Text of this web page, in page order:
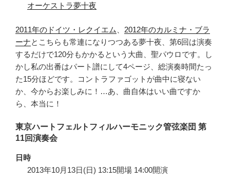
オーケストラ夢十夜
2011年のドイツ・レクイエム
2012年のカルミナ・ブラ
ーナとこちらも常連になりつつある夢十夜、第6回は演奏
するだけで120分もかかるという大曲、聖パウロです。し
かし私の出番はパート譜にして4ページ、総演奏時間たっ
た15分ほどです。コントラファゴットが曲中に寝ない
か、今からお楽しみに！…あ、曲自体はいい曲ですか
ら、本当に！
東京ハートフェルトフィルハーモニック管弦楽団 第
11回演奏会
日時
2013年10月13日(日) 13:15開場 14:00開演